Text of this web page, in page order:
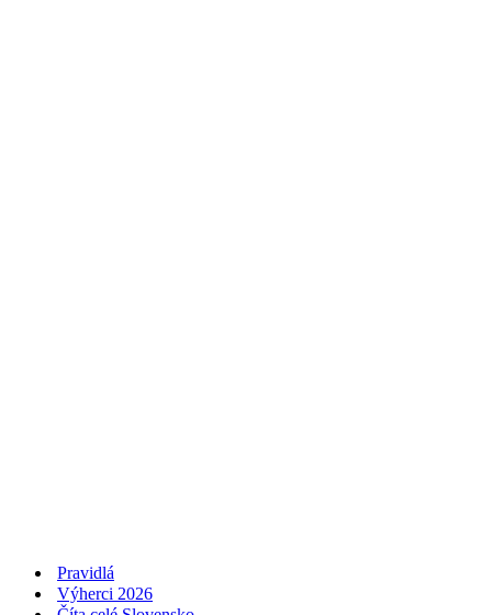
Pravidlá
Výherci 2026